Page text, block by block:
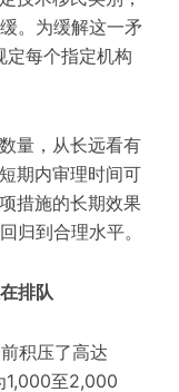
。为缓解这一矛
每个指定机构
量，从长远看有
期内审理时间可
措施的长期效果
归到合理水平。
排队
积压了高达
1,000至2,000